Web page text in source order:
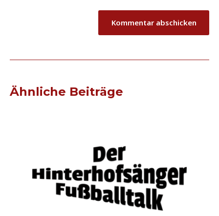
Ähnliche Beiträge